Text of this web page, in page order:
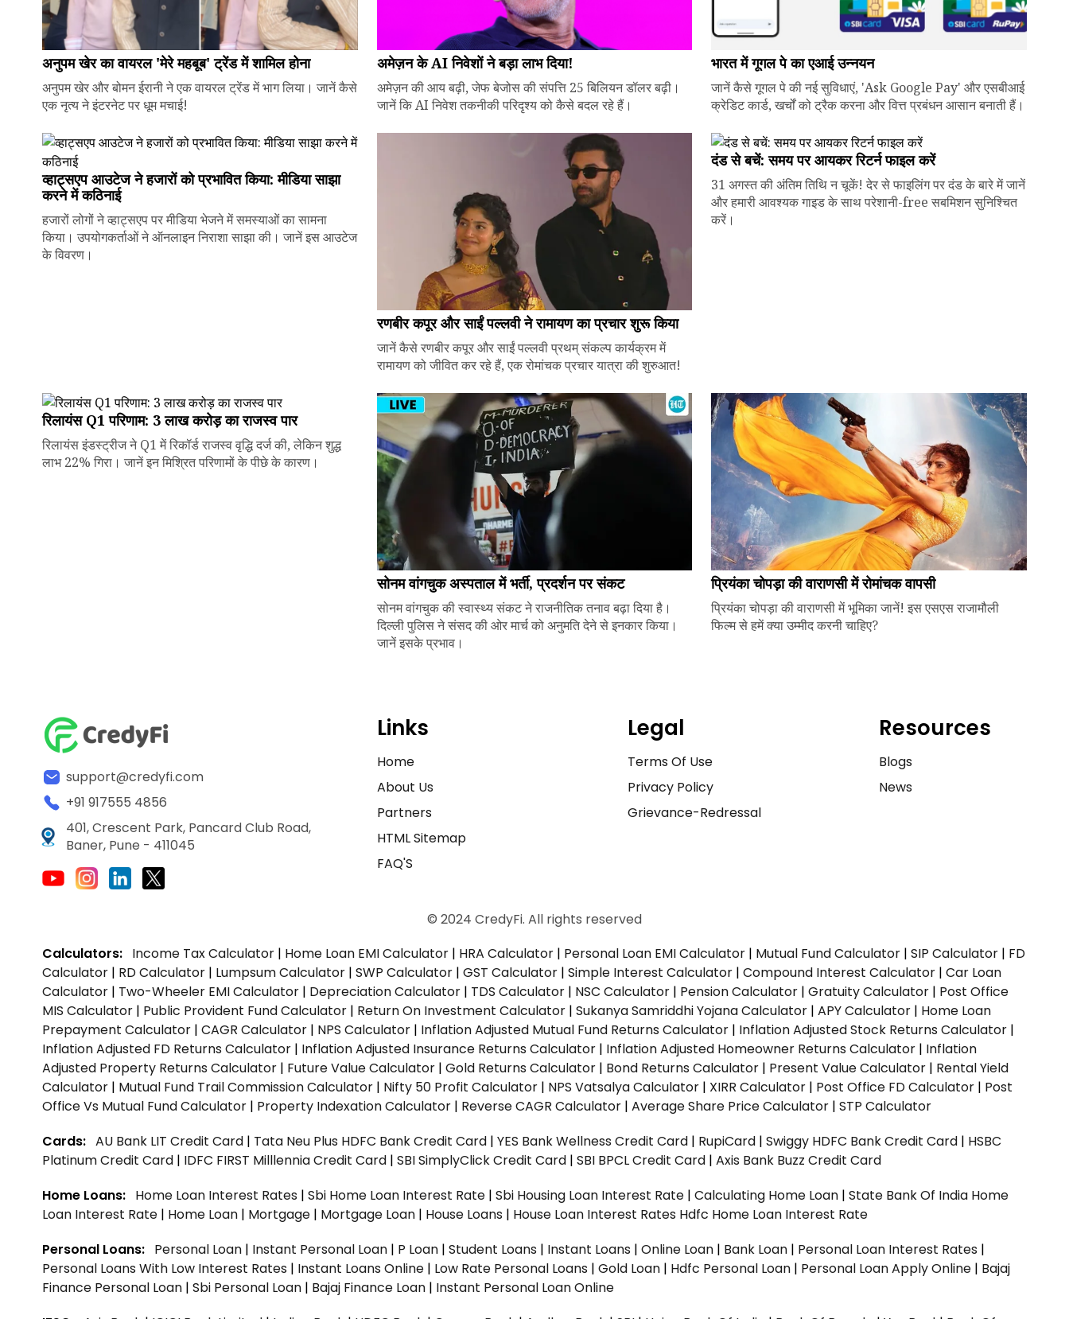
अनुपम खेर का वायरल 'मेरे महबूब' ट्रेंड में शामिल होना
अनुपम खेर और बोमन ईरानी ने एक वायरल ट्रेंड में भाग लिया। जानें कैसे
एक नृत्य ने इंटरनेट पर धूम मचाई!
अमेज़न के AI निवेशों ने बड़ा लाभ दिया!
अमेज़न की आय बढ़ी, जेफ बेजोस की संपत्ति 25 बिलियन डॉलर बढ़ी।
जानें कि AI निवेश तकनीकी परिदृश्य को कैसे बदल रहे हैं।
भारत में गूगल पे का एआई उन्नयन
जानें कैसे गूगल पे की नई सुविधाएं, 'Ask Google Pay' और एसबीआई
क्रेडिट कार्ड, खर्चों को ट्रैक करना और वित्त प्रबंधन आसान बनाती हैं।
व्हाट्सएप आउटेज ने हजारों को प्रभावित किया: मीडिया साझा
करने में कठिनाई
हजारों लोगों ने व्हाट्सएप पर मीडिया भेजने में समस्याओं का सामना
किया। उपयोगकर्ताओं ने ऑनलाइन निराशा साझा की। जानें इस आउटेज
के विवरण।
रणबीर कपूर और साईं पल्लवी ने रामायण का प्रचार शुरू किया
जानें कैसे रणबीर कपूर और साईं पल्लवी प्रथम् संकल्प कार्यक्रम में
रामायण को जीवित कर रहे हैं, एक रोमांचक प्रचार यात्रा की शुरुआत!
दंड से बचें: समय पर आयकर रिटर्न फाइल करें
31 अगस्त की अंतिम तिथि न चूकें! देर से फाइलिंग पर दंड के बारे में जानें
और हमारी आवश्यक गाइड के साथ परेशानी-free सबमिशन सुनिश्चित
करें।
रिलायंस Q1 परिणाम: ₹3 लाख करोड़ का राजस्व पार
रिलायंस इंडस्ट्रीज ने Q1 में रिकॉर्ड राजस्व वृद्धि दर्ज की, लेकिन शुद्ध
लाभ 22% गिरा। जानें इन मिश्रित परिणामों के पीछे के कारण।
सोनम वांगचुक अस्पताल में भर्ती, प्रदर्शन पर संकट
सोनम वांगचुक की स्वास्थ्य संकट ने राजनीतिक तनाव बढ़ा दिया है।
दिल्ली पुलिस ने संसद की ओर मार्च को अनुमति देने से इनकार किया।
जानें इसके प्रभाव।
प्रियंका चोपड़ा की वाराणसी में रोमांचक वापसी
प्रियंका चोपड़ा की वाराणसी में भूमिका जानें! इस एसएस राजामौली
फिल्म से हमें क्या उम्मीद करनी चाहिए?
support@credyfi.com
+91 917555 4856
401, Crescent Park, Pancard Club Road,
Baner, Pune - 411045
Links
Home
About Us
Partners
HTML Sitemap
FAQ'S
Legal
Terms Of Use
Privacy Policy
Grievance-Redressal
Resources
Blogs
News
© 2024 CredyFi. All rights reserved
Calculators: Income Tax Calculator | Home Loan EMI Calculator | HRA Calculator | Personal Loan EMI Calculator | Mutual Fund Calculator | SIP Calculator | FD
Calculator | RD Calculator | Lumpsum Calculator | SWP Calculator | GST Calculator | Simple Interest Calculator | Compound Interest Calculator | Car Loan
Calculator | Two-Wheeler EMI Calculator | Depreciation Calculator | TDS Calculator | NSC Calculator | Pension Calculator | Gratuity Calculator | Post Office
MIS Calculator | Public Provident Fund Calculator | Return On Investment Calculator | Sukanya Samriddhi Yojana Calculator | APY Calculator | Home Loan
Prepayment Calculator | CAGR Calculator | NPS Calculator | Inflation Adjusted Mutual Fund Returns Calculator | Inflation Adjusted Stock Returns Calculator |
Inflation Adjusted FD Returns Calculator | Inflation Adjusted Insurance Returns Calculator | Inflation Adjusted Homeowner Returns Calculator | Inflation
Adjusted Property Returns Calculator | Future Value Calculator | Gold Returns Calculator | Bond Returns Calculator | Present Value Calculator | Rental Yield
Calculator | Mutual Fund Trail Commission Calculator | Nifty 50 Profit Calculator | NPS Vatsalya Calculator | XIRR Calculator | Post Office FD Calculator | Post
Office Vs Mutual Fund Calculator | Property Indexation Calculator | Reverse CAGR Calculator | Average Share Price Calculator | STP Calculator
Cards: AU Bank LIT Credit Card | Tata Neu Plus HDFC Bank Credit Card | YES Bank Wellness Credit Card | RupiCard | Swiggy HDFC Bank Credit Card | HSBC
Platinum Credit Card | IDFC FIRST Milllennia Credit Card | SBI SimplyClick Credit Card | SBI BPCL Credit Card | Axis Bank Buzz Credit Card
Home Loans: Home Loan Interest Rates | Sbi Home Loan Interest Rate | Sbi Housing Loan Interest Rate | Calculating Home Loan | State Bank Of India Home
Loan Interest Rate | Home Loan | Mortgage | Mortgage Loan | House Loans | House Loan Interest Rates Hdfc Home Loan Interest Rate
Personal Loans: Personal Loan | Instant Personal Loan | P Loan | Student Loans | Instant Loans | Online Loan | Bank Loan | Personal Loan Interest Rates |
Personal Loans With Low Interest Rates | Instant Loans Online | Low Rate Personal Loans | Gold Loan | Hdfc Personal Loan | Personal Loan Apply Online | Bajaj
Finance Personal Loan | Sbi Personal Loan | Bajaj Finance Loan | Instant Personal Loan Online